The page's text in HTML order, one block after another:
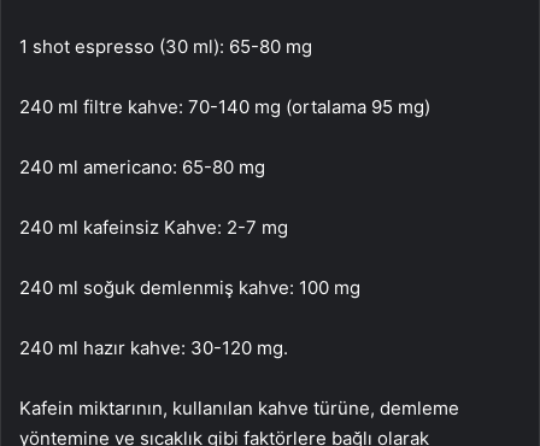
1 shot espresso (30 ml): 65-80 mg
240 ml filtre kahve: 70-140 mg (ortalama 95 mg)
240 ml americano: 65-80 mg
240 ml kafeinsiz Kahve: 2-7 mg
240 ml soğuk demlenmiş kahve: 100 mg
240 ml hazır kahve: 30-120 mg.
Kafein miktarının, kullanılan kahve türüne, demleme
yöntemine ve sıcaklık gibi faktörlere bağlı olarak